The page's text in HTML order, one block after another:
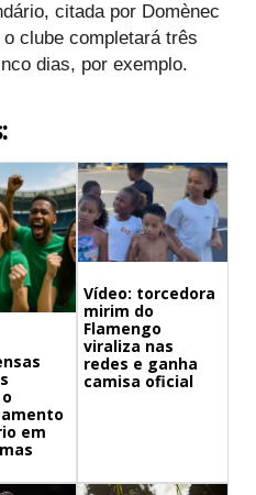
citada por Domènec
clube completará três
dias, por exemplo.
em
Vídeo: torcedora
mirim do
Flamengo
viraliza nas
redes e ganha
camisa oficial